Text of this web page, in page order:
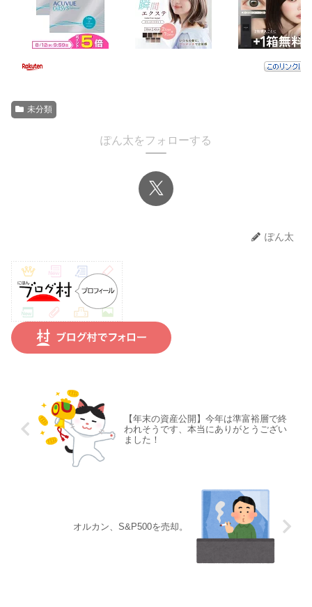
未分類
ぽん太をフォローする
ぽん太
【年末の資産公開】今年は準富裕層で終
われそうです、本当にありがとうござい
ました！
オルカン、S&P500を売却。